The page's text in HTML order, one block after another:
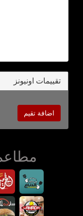
تقييمات اونيونز
اضافة تقيم